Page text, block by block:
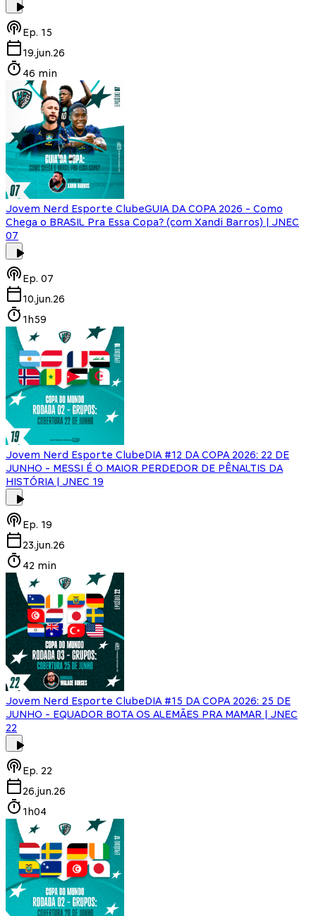
Ep. 15
19.jun.26
46 min
Jovem Nerd Esporte ClubeGUIA DA COPA 2026 - Como
Chega o BRASIL Pra Essa Copa? (com Xandi Barros) | JNEC
07
Ep. 07
10.jun.26
1h59
Jovem Nerd Esporte ClubeDIA #12 DA COPA 2026: 22 DE
JUNHO - MESSI É O MAIOR PERDEDOR DE PÊNALTIS DA
HISTÓRIA | JNEC 19
Ep. 19
23.jun.26
42 min
Jovem Nerd Esporte ClubeDIA #15 DA COPA 2026: 25 DE
JUNHO - EQUADOR BOTA OS ALEMÃES PRA MAMAR | JNEC
22
Ep. 22
26.jun.26
1h04